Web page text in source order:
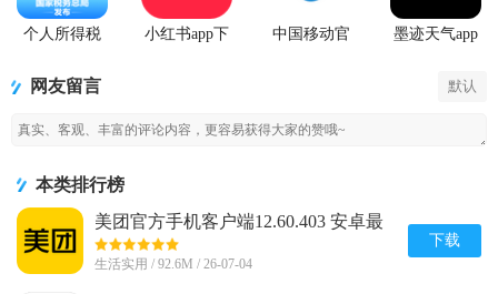
个人所得税
小红书app下
中国移动官
墨迹天气app
网友留言 默认
本类排行榜
美团官方手机客户端12.60.403 安卓最
新版
生活实用 / 92.6M / 26-07-04
下载